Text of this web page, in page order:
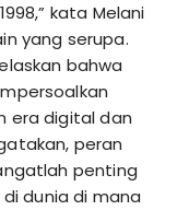
kata Melani
yang serupa.
bahwa
era digital dan
peran
penting
dunia di mana